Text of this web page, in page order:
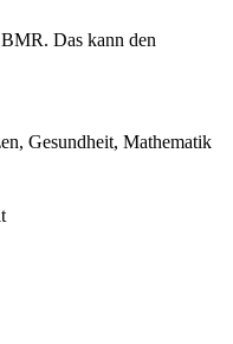
Das kann den
Gesundheit, Mathematik